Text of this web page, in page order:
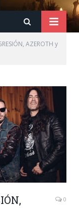
AZEROTH y
0